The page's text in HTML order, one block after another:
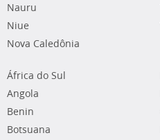
Nauru
Niue
Nova Caledônia
África do Sul
Angola
Benin
Botsuana